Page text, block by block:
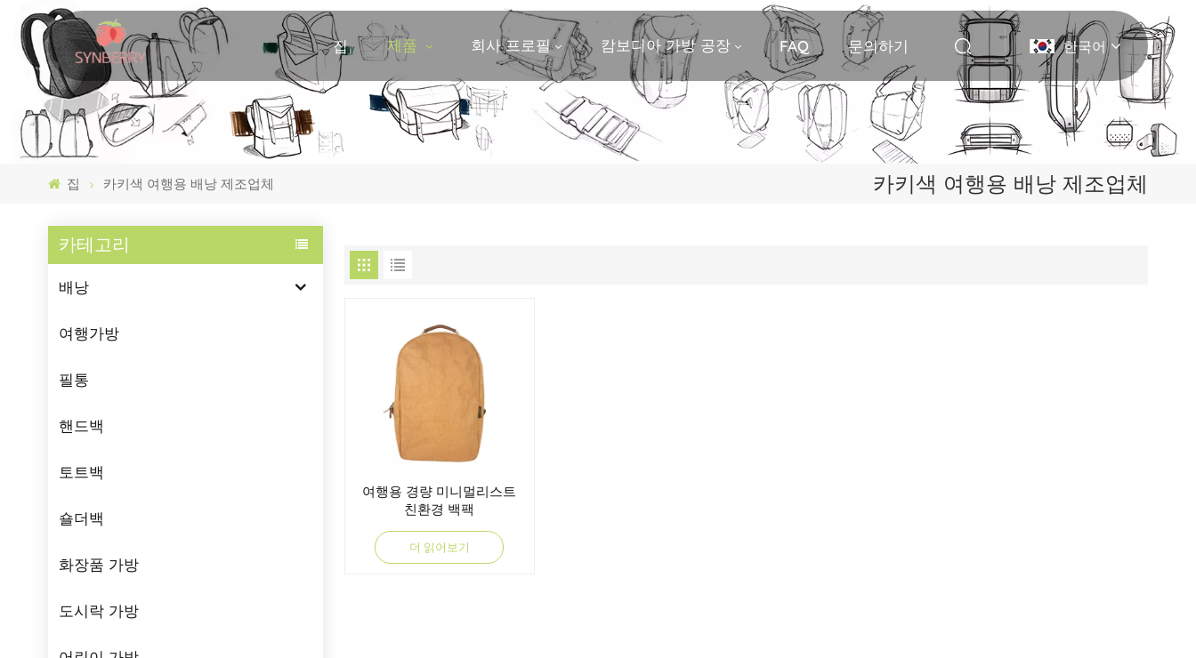
집 제품 회사 프로필 캄보디아 가방 공장 FAQ 문의하기 한국어
English
Italiano
집 카키색 여행용 배낭 제조업체 카키색 여행용 배낭 제조업체
카테고리
배낭
여행가방
필통
핸드백
토트백
숄더백
화장품 가방
도시락 가방
여행용 경량 미니멀리스트
친환경 백팩
더 읽어보기